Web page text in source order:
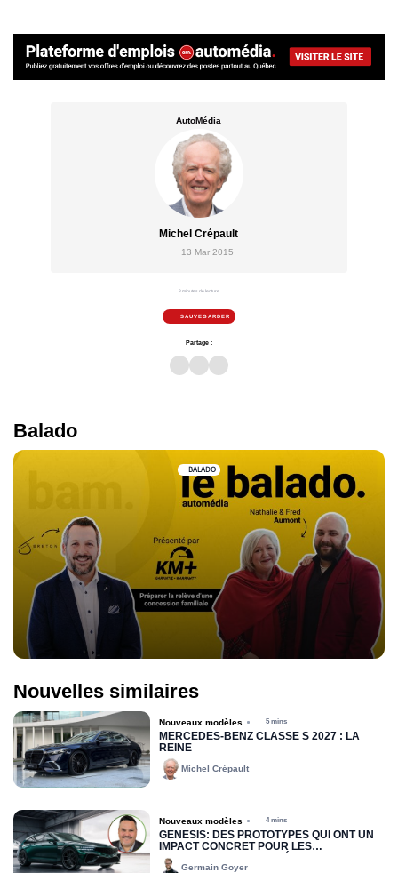
AutoMédia
Michel Crépault
13 Mar 2015
3 minutes de lecture
SAUVEGARDER
Partage :
Balado
BALADO
Nouvelles similaires
Nouveaux modèles 5 mins
MERCEDES-BENZ CLASSE S 2027 : LA
REINE
Michel Crépault
Nouveaux modèles 4 mins
GENESIS: DES PROTOTYPES QUI ONT UN
IMPACT CONCRET POUR LES
DISTRIBUTEURS DU QUÉBEC
Germain Goyer